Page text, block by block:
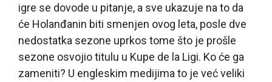
igre se dovode u pitanje, a sve ukazuje na to da
će Holanđanin biti smenjen ovog leta, posle dve
nedostatka sezone uprkos tome što je prošle
sezone osvojio titulu u Kupe de la Ligi. Ko će ga
zameniti? U engleskim medijima to je već veliki